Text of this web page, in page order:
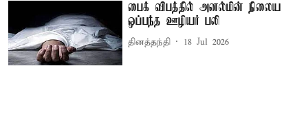
பைக் விபத்தில் அனல்மின் நிலைய
ஒப்பந்த ஊழியர் பலி
தினத்தந்தி 18 Jul 2026